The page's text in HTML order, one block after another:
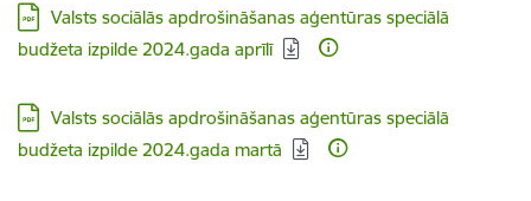
Lejupielādēt:
Valsts sociālās apdrošināšanas aģentūras speciālā
budžeta izpilde 2024.gada aprīlī
Lejupielādēt:
Valsts sociālās apdrošināšanas aģentūras speciālā
budžeta izpilde 2024.gada martā